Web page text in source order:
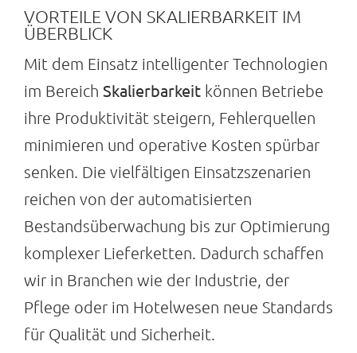
Suche
nach:
VORTEILE VON SKALIERBARKEIT IM
ÜBERBLICK
Mit dem Einsatz intelligenter Technologien
im Bereich Skalierbarkeit können Betriebe
ihre Produktivität steigern, Fehlerquellen
minimieren und operative Kosten spürbar
senken. Die vielfältigen Einsatzszenarien
reichen von der automatisierten
Bestandsüberwachung bis zur Optimierung
komplexer Lieferketten. Dadurch schaffen
wir in Branchen wie der Industrie, der
Pflege oder im Hotelwesen neue Standards
für Qualität und Sicherheit.